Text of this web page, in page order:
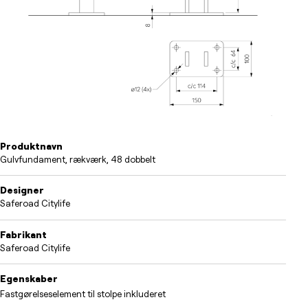
Produktnavn
Gulvfundament, rækværk, 48 dobbelt
Designer
Saferoad Citylife
Fabrikant
Saferoad Citylife
Egenskaber
Fastgørelseselement til stolpe inkluderet